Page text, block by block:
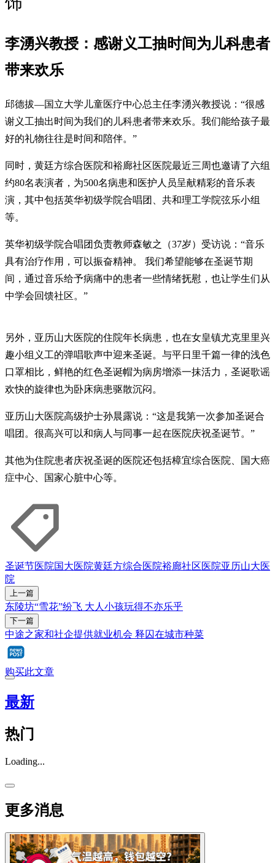
李湧兴教授：感谢义工抽时间为儿科患者
带来欢乐
邱德拔—国立大学儿童医疗中心总主任李湧兴教授说：“很感
谢义工抽出时间为我们的儿科患者带来欢乐。我们能给孩子最
好的礼物往往是时间和陪伴。”
同时，黄廷方综合医院和裕廊社区医院最近三周也邀请了六组
约80名表演者，为500名病患和医护人员呈献精彩的音乐表
演，其中包括英华初级学院合唱团、共和理工学院弦乐小组
等。
英华初级学院合唱团负责教师森敏之（37岁）受访说：“音乐
具有治疗作用，可以振奋精神。 我们希望能够在圣诞节期
间，通过音乐给予病痛中的患者一些情绪抚慰，也让学生们从
中学会回馈社区。”
另外，亚历山大医院的住院年长病患，也在女皇镇尤克里里兴
趣小组义工的弹唱歌声中迎来圣诞。与平日里千篇一律的浅色
口罩相比，鲜艳的红色圣诞帽为病房增添一抹活力，圣诞歌谣
欢快的旋律也为卧床病患驱散沉闷。
亚历山大医院高级护士孙晨露说：“这是我第一次参加圣诞合
唱团。很高兴可以和病人与同事一起在医院庆祝圣诞节。”
其他为住院患者庆祝圣诞的医院还包括樟宜综合医院、国大癌
症中心、国家心脏中心等。
圣诞节医院国大医院黄廷方综合医院裕廊社区医院亚历山大医
院
上一篇
东陵坊“雪花”纷飞 大人小孩玩得不亦乐乎
下一篇
中途之家和社企提供就业机会 释囚在城市种菜
购买此文章
最新
热门
Loading...
更多消息